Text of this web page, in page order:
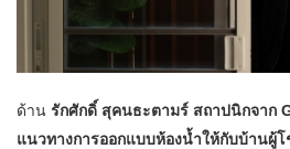
ด้าน รักศักดิ์ สุคนธะตามร์ สถาปนิกจาก
แนวทางการออกแบบห้องน้ำให้กับบ้านผู้